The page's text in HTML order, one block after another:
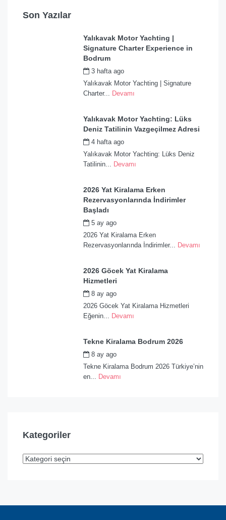
Son Yazılar
Yalıkavak Motor Yachting |
Signature Charter Experience in
Bodrum
3 hafta ago
Yalıkavak Motor Yachting | Signature
Charter...
Devamı
Yalıkavak Motor Yachting: Lüks
Deniz Tatilinin Vazgeçilmez Adresi
4 hafta ago
Yalıkavak Motor Yachting: Lüks Deniz
Tatilinin...
Devamı
2026 Yat Kiralama Erken
Rezervasyonlarında İndirimler
Başladı
5 ay ago
2026 Yat Kiralama Erken
Rezervasyonlarında İndirimler...
Devamı
2026 Göcek Yat Kiralama
Hizmetleri
8 ay ago
2026 Göcek Yat Kiralama Hizmetleri
Eğenin...
Devamı
Tekne Kiralama Bodrum 2026
8 ay ago
Tekne Kiralama Bodrum 2026 Türkiye’nin
en...
Devamı
Kategoriler